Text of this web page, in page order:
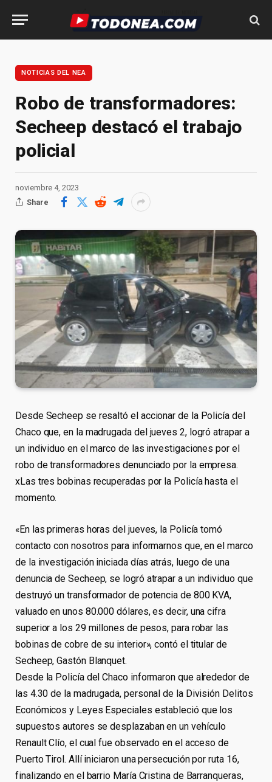
NOTICIAS DEL NEA
Robo de transformadores:
Secheep destacó el trabajo
policial
noviembre 4, 2023
Share
Desde Secheep se resaltó el accionar de la Policía del
Chaco que, en la madrugada del jueves 2, logró atrapar a
un individuo en el marco de las investigaciones por el
robo de transformadores denunciado por la empresa.
xLas tres bobinas recuperadas por la Policía hasta el
momento.
«En las primeras horas del jueves, la Policía tomó
contacto con nosotros para informarnos que, en el marco
de la investigación iniciada días atrás, luego de una
denuncia de Secheep, se logró atrapar a un individuo que
destruyó un transformador de potencia de 800 KVA,
valuado en unos 80.000 dólares, es decir, una cifra
superior a los 29 millones de pesos, para robar las
bobinas de cobre de su interior», contó el titular de
Secheep, Gastón Blanquet.
Desde la Policía del Chaco informaron que alrededor de
las 4.30 de la madrugada, personal de la División Delitos
Económicos y Leyes Especiales estableció que los
supuestos autores se desplazaban en un vehículo
Renault Clío, el cual fue observado en el acceso de
Puerto Tirol. Allí iniciaron una persecución por ruta 16,
finalizando en el barrio María Cristina de Barranqueras,